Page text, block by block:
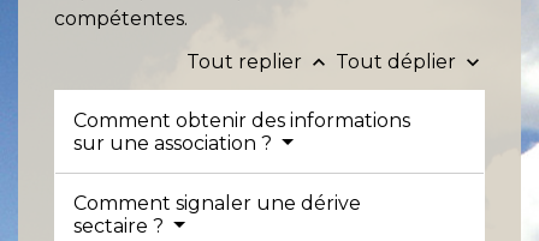
compétentes.
Tout replier keyboard_arrow_up Tout déplier keyboard_arrow_down
Comment obtenir des informations
sur une association ?
Comment signaler une dérive
sectaire ?